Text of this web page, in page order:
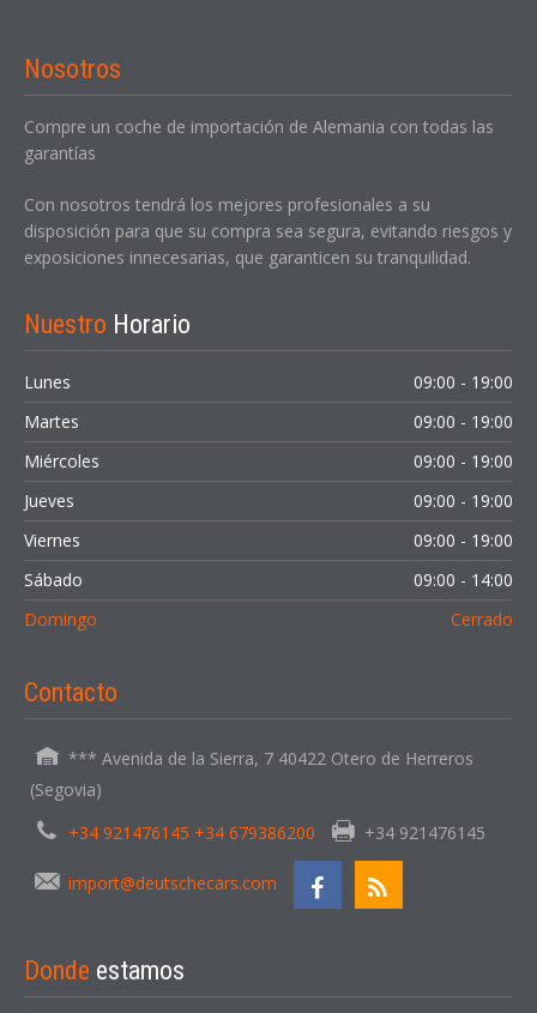
Nosotros
Compre un coche de importación de Alemania con todas las
garantías
Con nosotros tendrá los mejores profesionales a su
disposición para que su compra sea segura, evitando riesgos y
exposiciones innecesarias, que garanticen su tranquilidad.
Nuestro Horario
Lunes
09:00 - 19:00
Martes
09:00 - 19:00
Miércoles
09:00 - 19:00
Jueves
09:00 - 19:00
Viernes
09:00 - 19:00
Sábado
09:00 - 14:00
Domingo
Cerrado
Contacto
*** Avenida de la Sierra, 7 40422 Otero de Herreros
(Segovia)
+34 921476145 +34 679386200
+34 921476145
import@deutschecars.com
Donde estamos